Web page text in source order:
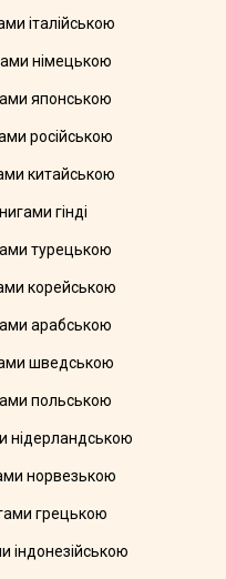
італійською
німецькою
японською
російською
китайською
гінді
турецькою
корейською
арабською
шведською
польською
нідерландською
норвезькою
грецькою
індонезійською